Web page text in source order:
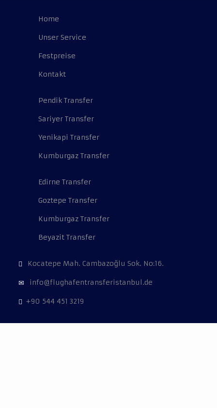
Home
Unser Service
Festpreise
Kontakt
Pendik Transfer
Sariyer Transfer
Yenikapi Transfer
Kumburgaz Transfer
Edirne Transfer
Goztepe Transfer
Kumburgaz Transfer
Beyazit Transfer
Kocatepe Mah. Cambazoğlu Sok. No:16.
info@flughafentransferistanbul.de
+90 544 451 3219